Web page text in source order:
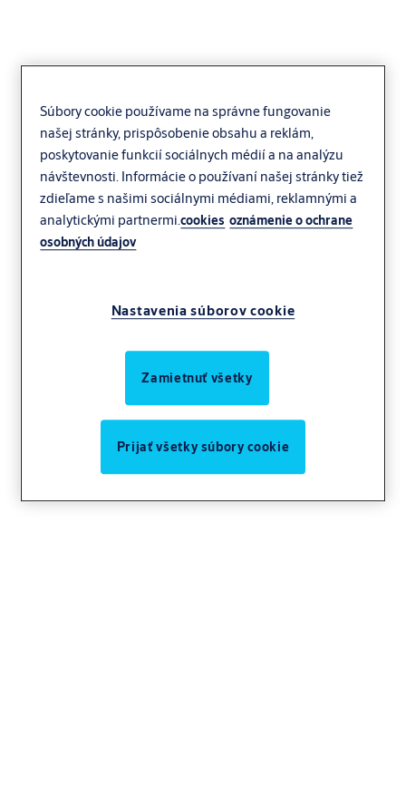
G143 klzné ramienko k
DC140
Príslušenstvo k mechanickým dverovým zatváračom s hornou
Súbory cookie používame na správne fungovanie
našej stránky, prispôsobenie obsahu a reklám,
poskytovanie funkcií sociálnych médií a na analýzu
návštevnosti. Informácie o používaní našej stránky tiež
zdieľame s našimi sociálnymi médiami, reklamnými a
analytickými partnermi.cookies oznámenie o ochrane
osobných údajov
Nastavenia súborov cookie
Zamietnuť všetky
Prijať všetky súbory cookie